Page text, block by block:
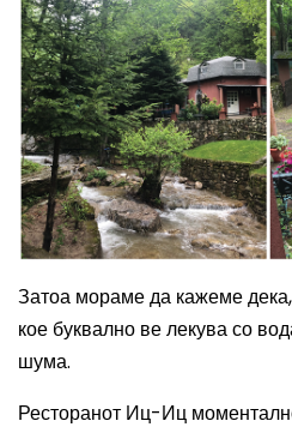
Затоа мораме да кажеме
кое буквално ве лекува со
шума.
Ресторанот Иц-Иц